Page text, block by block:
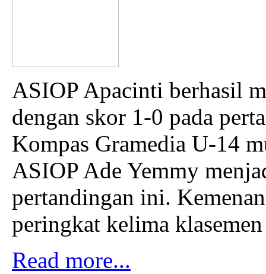
ASIOP Apacinti berhasil
dengan skor 1-0 pada
Kompas Gramedia U-14
ASIOP Ade Yemmy
pertandingan ini.
peringkat kelima klasemen
Read more...